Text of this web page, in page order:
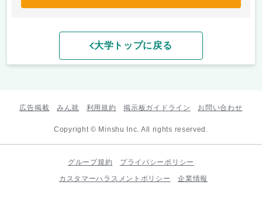
大学トップに戻る
広告掲載 みん就 利用規約 掲示板ガイドライン お問い合わせ
Copyright © Minshu Inc. All rights reserved.
グループ規約
プライバシーポリシー
カスタマーハラスメントポリシー
企業情報